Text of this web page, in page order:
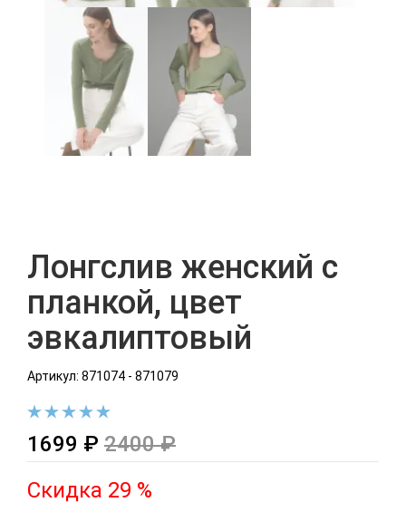
Лонгслив женский с
планкой, цвет
эвкалиптовый
Артикул: 871074 - 871079
1699 ₽ 2400 ₽
Скидка 29 %